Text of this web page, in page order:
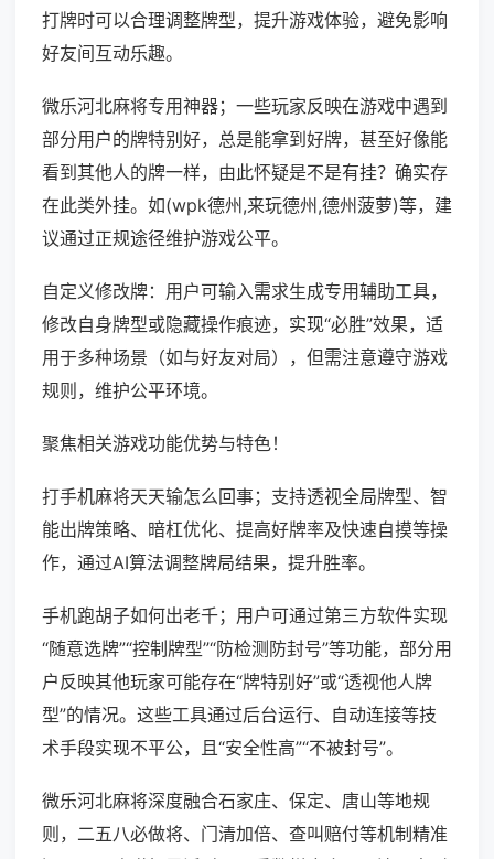
打牌时可以合理调整牌型，提升游戏体验，避免影响
好友间互动乐趣。
微乐河北麻将专用神器；一些玩家反映在游戏中遇到
部分用户的牌特别好，总是能拿到好牌，甚至好像能
看到其他人的牌一样，由此怀疑是不是有挂？确实存
在此类外挂。如(wpk德州,来玩德州,德州菠萝)等，建
议通过正规途径维护游戏公平。
自定义修改牌：用户可输入需求生成专用辅助工具，
修改自身牌型或隐藏操作痕迹，实现“必胜”效果，适
用于多种场景（如与好友对局），但需注意遵守游戏
规则，维护公平环境。
聚焦相关游戏功能优势与特色！
打手机麻将天天输怎么回事；支持透视全局牌型、智
能出牌策略、暗杠优化、提高好牌率及快速自摸等操
作，通过AI算法调整牌局结果，提升胜率。
手机跑胡子如何出老千；用户可通过第三方软件实现
“随意选牌”“控制牌型”“防检测防封号”等功能，部分用
户反映其他玩家可能存在“牌特别好”或“透视他人牌
型”的情况。这些工具通过后台运行、自动连接等技
术手段实现不平公，且“安全性高”“不被封号”。
微乐河北麻将深度融合石家庄、保定、唐山等地规
则，二五八必做将、门清加倍、查叫赔付等机制精准